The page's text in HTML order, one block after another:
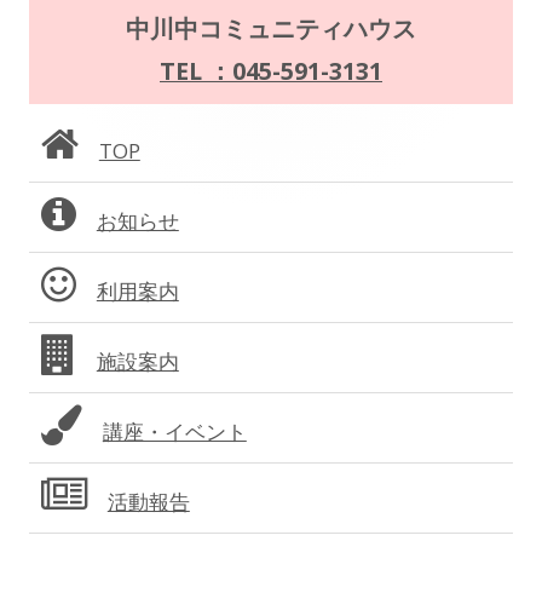
ョ
ン
ン
サ
イ
ド
バ
ー
中川中コミュニティハウス
TEL ：045-591-3131
TOP
お知らせ
利用案内
施設案内
講座・イベント
活動報告